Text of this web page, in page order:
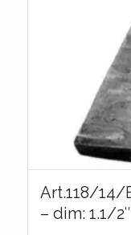
Art.118/14/
– dim: 1.1/